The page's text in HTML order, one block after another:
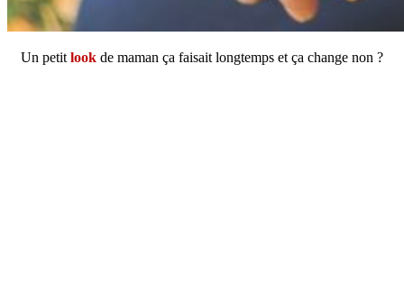
Un petit look de maman ça faisait longtemps et ça change non ?